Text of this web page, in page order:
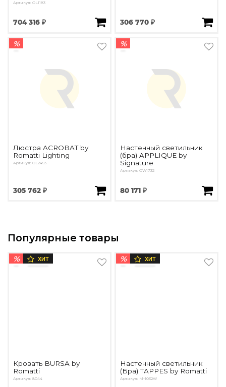
Артикул: OL1183
704 316 ₽ 306 770 ₽
%
Люстра ACROBAT by
Romatti Lighting
Артикул: OL2493
305 762 ₽
%
Настенный светильник
(бра) APPLIQUE by
Signature
Артикул: OW1732
80 171 ₽
Популярные товары
% ХИТ
Кровать BURSA by
Romatti
Артикул: 8044
% ХИТ
Настенный светильник
(Бра) TAPPES by Romatti
Артикул: M-1032W